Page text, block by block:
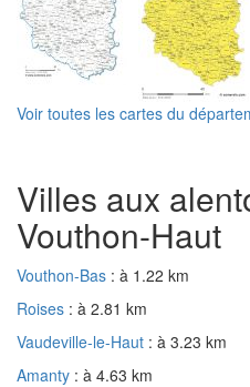
Voir toutes les cartes du
Villes aux
Vouthon-Haut
Vouthon-Bas : à 1.22 km
Roises : à 2.81 km
Vaudeville-le-Haut : à 3.23 km
Amanty : à 4.63 km